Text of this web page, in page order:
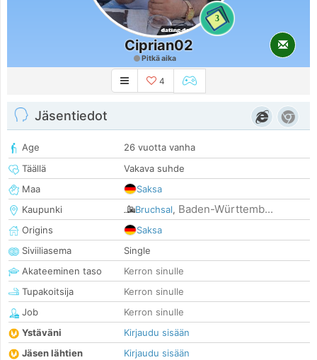
3
Ciprian02
Pitkä aika
4
Jäsentiedot
Age
26 vuotta vanha
Täällä
Vakava suhde
Maa
Saksa
Kaupunki
Bruchsal, Baden-Württemb...
Origins
Saksa
Siviiliasema
Single
Akateeminen taso
Kerron sinulle
Tupakoitsija
Kerron sinulle
Job
Kerron sinulle
Ystäväni
Kirjaudu sisään
Jäsen lähtien
Kirjaudu sisään